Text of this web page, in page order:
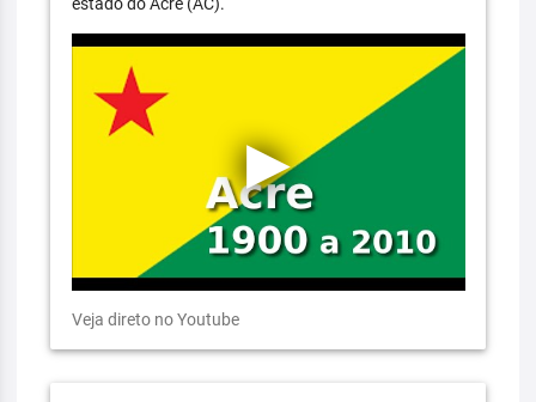
Veja direto no Youtube